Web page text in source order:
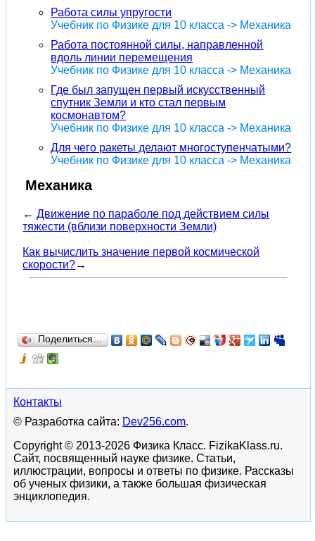
Работа силы упругости
Учебник по Физике для 10 класса -> Механика
Работа постоянной силы, направленной
вдоль линии перемещения
Учебник по Физике для 10 класса -> Механика
Где был запущен первый искусственный
спутник Земли и кто стал первым
космонавтом?
Учебник по Физике для 10 класса -> Механика
Для чего ракеты делают многоступенчатыми?
Учебник по Физике для 10 класса -> Механика
Механика
←Движение по параболе под действием силы
тяжести (вблизи поверхности Земли)
Как вычислить значение первой космической
скорости?→
Поделиться…
Контакты
© Разработка сайта: Dev256.com.
Copyright © 2013-2026 Физика Класс. FizikaKlass.ru.
Сайт, посвященный науке физике. Статьи,
иллюстрации, вопросы и ответы по физике. Рассказы
об ученых физики, а также большая физическая
энциклопедия.